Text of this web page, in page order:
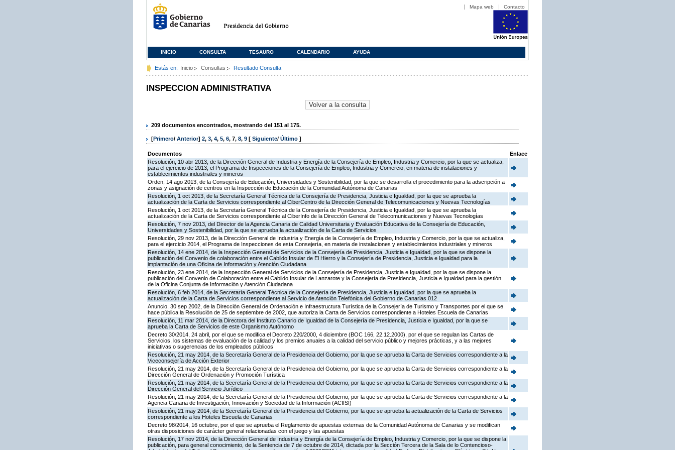
Mapa web Contacto
INICIO CONSULTA TESAURO CALENDARIO AYUDA
Estás en: Inicio Consultas Resultado Consulta
INSPECCION ADMINISTRATIVA
209 documentos encontrados, mostrando del 151 al 175.
[Primero/ Anterior] 2, 3, 4, 5, 6, 7, 8, 9 [ Siguiente/ Último ]
Documentos
Enlace
Resolución, 10 abr 2013, de la Dirección General de Industria y Energía de la Consejería de Empleo, Industria y Comercio, por la que se actualiza,
para el ejercicio de 2013, el Programa de Inspecciones de la Consejería de Empleo, Industria y Comercio, en materia de instalaciones y
establecimientos industriales y mineros
Orden, 14 ago 2013, de la Consejería de Educación, Universidades y Sostenibilidad, por la que se desarrolla el procedimiento para la adscripción a
zonas y asignación de centros en la Inspección de Educación de la Comunidad Autónoma de Canarias
Resolución, 1 oct 2013, de la Secretaría General Técnica de la Consejería de Presidencia, Justicia e Igualdad, por la que se aprueba la
actualización de la Carta de Servicios correspondiente al CiberCentro de la Dirección General de Telecomunicaciones y Nuevas Tecnologías
Resolución, 1 oct 2013, de la Secretaría General Técnica de la Consejería de Presidencia, Justicia e Igualdad, por la que se aprueba la
actualización de la Carta de Servicios correspondiente al CiberInfo de la Dirección General de Telecomunicaciones y Nuevas Tecnologías
Resolución, 7 nov 2013, del Director de la Agencia Canaria de Calidad Universitaria y Evaluación Educativa de la Consejería de Educación,
Universidades y Sostenibilidad, por la que se aprueba la actualización de la Carta de Servicios
Resolución, 29 nov 2013, de la Dirección General de Industria y Energía de la Consejería de Empleo, Industria y Comercio, por la que se actualiza,
para el ejercicio 2014, el Programa de Inspecciones de esta Consejería, en materia de instalaciones y establecimientos industriales y mineros
Resolución, 14 ene 2014, de la Inspección General de Servicios de la Consejería de Presidencia, Justicia e Igualdad, por la que se dispone la
publicación del Convenio de colaboración entre el Cabildo Insular de El Hierro y la Consejería de Presidencia, Justicia e Igualdad para la
implantación de una Oficina de Información y Atención Ciudadana
Resolución, 23 ene 2014, de la Inspección General de Servicios de la Consejería de Presidencia, Justicia e Igualdad, por la que se dispone la
publicación del Convenio de Colaboración entre el Cabildo Insular de Lanzarote y la Consejería de Presidencia, Justicia e Igualdad para la gestión
de la Oficina Conjunta de Información y Atención Ciudadana
Resolución, 6 feb 2014, de la Secretaría General Técnica de la Consejería de Presidencia, Justicia e Igualdad, por la que se aprueba la
actualización de la Carta de Servicios correspondiente al Servicio de Atención Telefónica del Gobierno de Canarias 012
Anuncio, 30 sep 2002, de la Dirección General de Ordenación e Infraestructura Turística de la Consejería de Turismo y Transportes por el que se
hace pública la Resolución de 25 de septiembre de 2002, que autoriza la Carta de Servicios correspondiente a Hoteles Escuela de Canarias
Resolución, 11 mar 2014, de la Directora del Instituto Canario de Igualdad de la Consejería de Presidencia, Justicia e Igualdad, por la que se
aprueba la Carta de Servicios de este Organismo Autónomo
Decreto 30/2014, 24 abril, por el que se modifica el Decreto 220/2000, 4 diciembre (BOC 166, 22.12.2000), por el que se regulan las Cartas de
Servicios, los sistemas de evaluación de la calidad y los premios anuales a la calidad del servicio público y mejores prácticas, y a las mejores
iniciativas o sugerencias de los empleados públicos
Resolución, 21 may 2014, de la Secretaría General de la Presidencia del Gobierno, por la que se aprueba la Carta de Servicios correspondiente a la
Viceconsejería de Acción Exterior
Resolución, 21 may 2014, de la Secretaría General de la Presidencia del Gobierno, por la que se aprueba la Carta de Servicios correspondiente a la
Dirección General de Ordenación y Promoción Turística
Resolución, 21 may 2014, de la Secretaría General de la Presidencia del Gobierno, por la que se aprueba la Carta de Servicios correspondiente a la
Dirección General del Servicio Jurídico
Resolución, 21 may 2014, de la Secretaría General de la Presidencia del Gobierno, por la que se aprueba la Carta de Servicios correspondiente a la
Agencia Canaria de Investigación, Innovación y Sociedad de la Información (ACIISI)
Resolución, 21 may 2014, de la Secretaría General de la Presidencia del Gobierno, por la que se aprueba la actualización de la Carta de Servicios
correspondiente a los Hoteles Escuela de Canarias
Decreto 98/2014, 16 octubre, por el que se aprueba el Reglamento de apuestas externas de la Comunidad Autónoma de Canarias y se modifican
otras disposiciones de carácter general relacionadas con el juego y las apuestas
Resolución, 17 nov 2014, de la Dirección General de Industria y Energía de la Consejería de Empleo, Industria y Comercio, por la que se dispone la
publicación, para general conocimiento, de la Sentencia de 7 de octubre de 2014, dictada por la Sección Tercera de la Sala de lo Contencioso-